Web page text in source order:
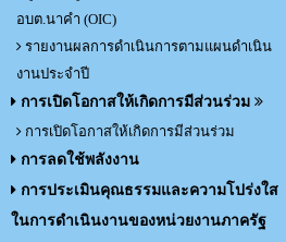
อบต.นาคำ (OIC)
รายงานผลการดำเนินการตามแผนดำเนิน
งานประจำปี
การเปิดโอกาสให้เกิดการมีส่วนร่วม
การเปิดโอกาสให้เกิดการมีส่วนร่วม
การลดใช้พลังงาน
การประเมินคุณธรรมและความโปร่งใส
ในการดำเนินงานของหน่วยงานภาครัฐ